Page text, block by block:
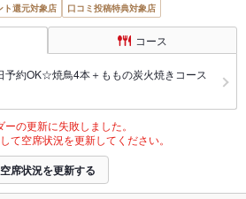
ト還元対象店 口コミ投稿特典対象店
コース
予約OK☆焼鳥4本＋ももの炭火焼きコース
ーの更新に失敗しました。
て空席状況を更新してください。
空席状況を更新する